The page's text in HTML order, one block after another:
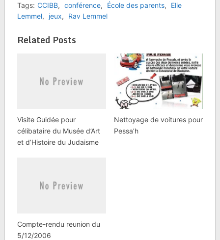
COLEREMercredi 5
Décembre 07, à
Centre Communautaire
Israélite de Boulogne-
Tags: CCIBB, conférence, École des parents,
Elie
Lemmel, jeux, Rav Lemmel
Related Posts
Visite Guidée pour
célibataire du Musée d’Art
et d’Histoire du Judaisme
Nettoyage de voitures pour
Pessa’h
Compte-rendu reunion du
5/12/2006